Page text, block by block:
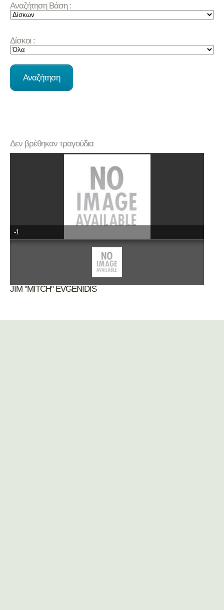
Αναζήτηση Βάση :
Δίσκοι :
Δεν βρέθηκαν τραγούδια
-1
JIM "MITCH" EVGENIDIS